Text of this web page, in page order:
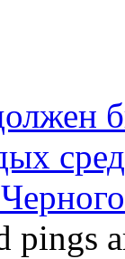
pings